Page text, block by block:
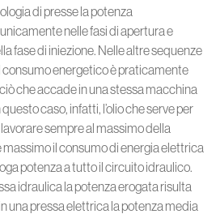
di presse la potenza
nelle fasi di apertura e
fase di iniezione. Nelle altre sequenze
energetico è praticamente
che accade in una stessa macchina
caso, infatti, l’olio che serve per
sempre al massimo della
il consumo di energia elettrica
potenza a tutto il circuito idraulico.
idraulica la potenza erogata risulta
una pressa elettrica la potenza media